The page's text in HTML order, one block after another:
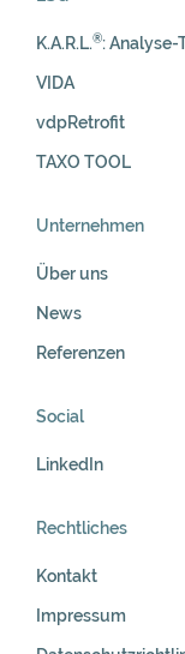
K.A.R.L.®:
VIDA
vdpRetrofit
TAXO TOOL
Unternehmen
Über uns
News
Referenzen
Social
LinkedIn
Rechtliches
Kontakt
Impressum